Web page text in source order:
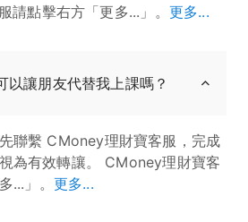
請點擊右方「更多...」。 更多...
以讓朋友代替我上課嗎？
聯繫 CMoney理財寶客服，完成
為有效轉讓。 CMoney理財寶客
...」。 更多...